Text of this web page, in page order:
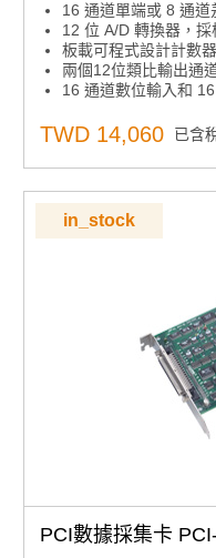
16 通道單端或 8 通
12 位 A/D 轉換器，
板載可程式設計計數器
兩個12位類比輸出通
16 通道數位輸入和
板載先進先出記憶體
可程式設計增益
主機板ID™開關
TWD 14,060 已含
in_stock
PCI數據採集卡